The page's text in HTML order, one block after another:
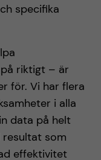
specifika
riktigt – är
för. Vi har flera
i alla
data på helt
som
effektivitet